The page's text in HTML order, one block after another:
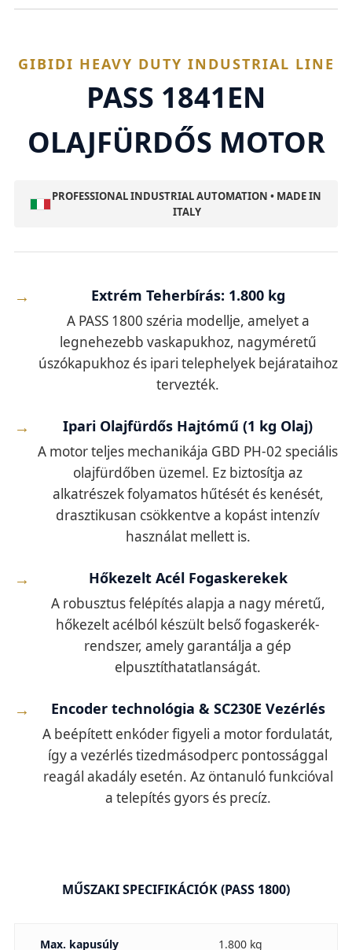
GIBIDI HEAVY DUTY INDUSTRIAL LINE
PASS 1841EN
OLAJFÜRDŐS MOTOR
PROFESSIONAL INDUSTRIAL AUTOMATION • MADE IN
ITALY
Extrém Teherbírás: 1.800 kg
A PASS 1800 széria modellje, amelyet a
legnehezebb vaskapukhoz, nagyméretű
úszókapukhoz és ipari telephelyek bejárataihoz
tervezték.
Ipari Olajfürdős Hajtómű (1 kg Olaj)
A motor teljes mechanikája GBD PH-02 speciális
olajfürdőben üzemel. Ez biztosítja az
alkatrészek folyamatos hűtését és kenését,
drasztikusan csökkentve a kopást intenzív
használat mellett is.
Hőkezelt Acél Fogaskerekek
A robusztus felépítés alapja a nagy méretű,
hőkezelt acélból készült belső fogaskerék-
rendszer, amely garantálja a gép
elpusztíthatatlanságát.
Encoder technológia & SC230E Vezérlés
A beépített enkóder figyeli a motor fordulatát,
így a vezérlés tizedmásodperc pontossággal
reagál akadály esetén. Az öntanuló funkcióval
a telepítés gyors és precíz.
MŰSZAKI SPECIFIKÁCIÓK (PASS 1800)
Max. kapusúly 1.800 kg